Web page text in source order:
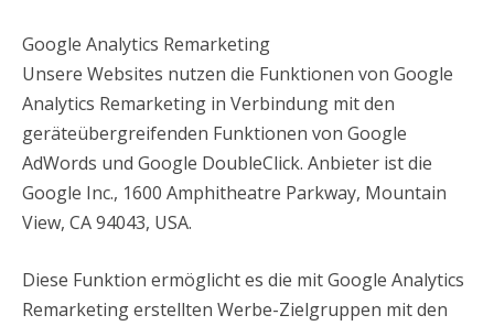
Google Analytics Remarketing
Unsere Websites nutzen die Funktionen von Google
Analytics Remarketing in Verbindung mit den
geräteübergreifenden Funktionen von Google
AdWords und Google DoubleClick. Anbieter ist die
Google Inc., 1600 Amphitheatre Parkway, Mountain
View, CA 94043, USA.
Diese Funktion ermöglicht es die mit Google Analytics
Remarketing erstellten Werbe-Zielgruppen mit den